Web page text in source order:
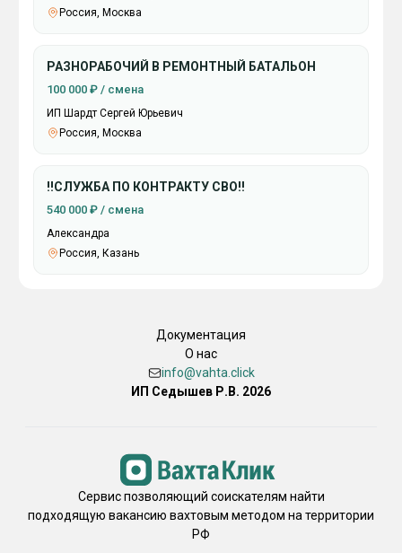
Россия, Москва
РАЗНОРАБОЧИЙ В РЕМОНТНЫЙ БАТАЛЬОН
100 000 ₽ / смена
ИП Шардт Сергей Юрьевич
Россия, Москва
‼️СЛУЖБА ПО КОНТРАКТУ СВО‼️
540 000 ₽ / смена
Александра
Россия, Казань
Документация
О нас
info@vahta.click
ИП Седышев Р.В. 2026
Сервис позволяющий соискателям найти
подходящую вакансию вахтовым методом на территории
РФ